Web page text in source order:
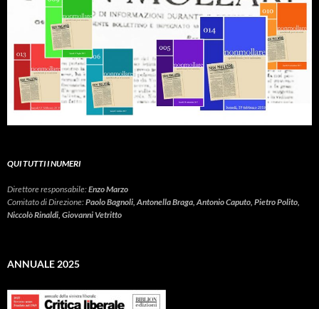
QUI TUTTI I NUMERI
Direttore responsabile:Enzo Marzo
Comitato di Direzione:Paolo Bagnoli, Antonella Braga, Antonio Caputo, Pietro Polito,
Niccolò Rinaldi, Giovanni Vetritto
ANNUALE 2025